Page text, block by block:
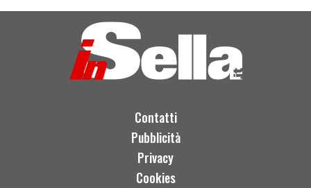
Contatti
Pubblicità
Privacy
Cookies